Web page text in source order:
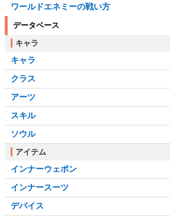
ワールドエネミーの戦い方
データベース
キャラ
キャラ
クラス
アーツ
スキル
ソウル
アイテム
インナーウェポン
インナースーツ
デバイス